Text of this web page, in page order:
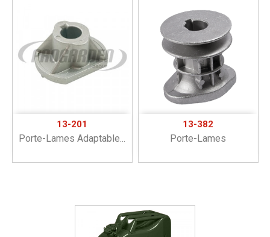
13-201
Porte-Lames Adaptable...
13-382
Porte-Lames